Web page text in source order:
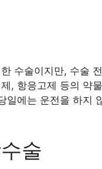
수술이지만, 수술
, 항응고제 등의 약
일에는 운전을 하지
술